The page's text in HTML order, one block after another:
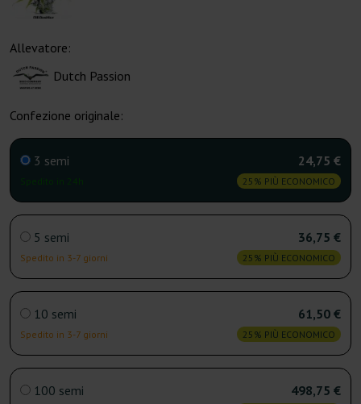
Allevatore:
Dutch Passion
Confezione originale:
3 semi 24,75 €
25% PIÙ ECONOMICO
5 semi
Spedito in 3-7 giorni
36,75 €
25% PIÙ ECONOMICO
10 semi
Spedito in 3-7 giorni
61,50 €
25% PIÙ ECONOMICO
100 semi 498,75 €